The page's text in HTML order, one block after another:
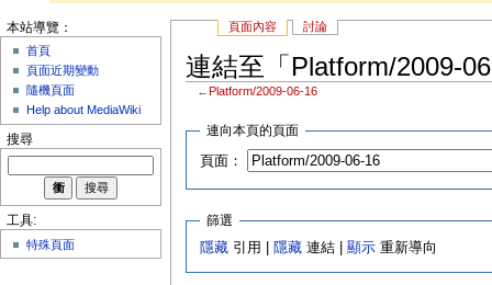
頁面內容 討論
連結至「Platform/2009-
← Platform/2009-06-16
連向本頁的頁面
頁面：
篩選
隱藏 引用 | 隱藏 連結 |顯示 重新導向
本站導覽：
首頁
頁面近期變動
隨機頁面
Help about MediaWiki
搜尋
工具:
特殊頁面